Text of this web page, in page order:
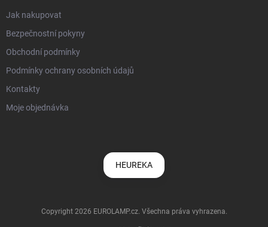
Jak nakupovat
Bezpečnostní pokyny
Obchodní podmínky
Podmínky ochrany osobních údajů
Kontakty
Moje objednávka
HEUREKA
Copyright 2026 EUROLAMP.cz. Všechna práva vyhrazena.